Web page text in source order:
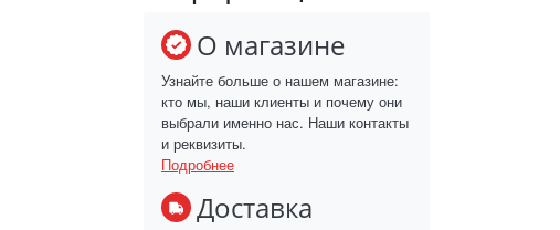
О магазине
Узнайте больше о нашем магазине:
кто мы, наши клиенты и почему они
выбрали именно нас. Наши контакты
и реквизиты.
Подробнее
Доставка